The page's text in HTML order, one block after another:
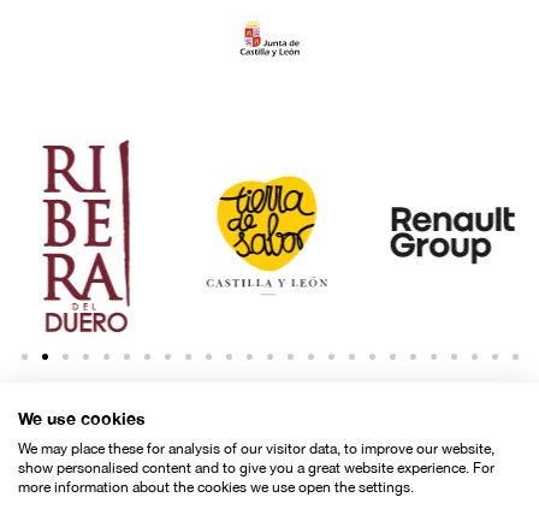
We use cookies
We may place these for analysis of our visitor data, to improve our website,
show personalised content and to give you a great website experience. For
more information about the cookies we use open the settings.